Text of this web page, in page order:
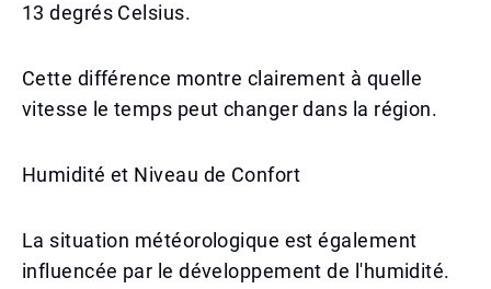
13 degrés Celsius.
Cette différence montre clairement à quelle
vitesse le temps peut changer dans la région.
Humidité et Niveau de Confort
La situation météorologique est également
influencée par le développement de l'humidité.